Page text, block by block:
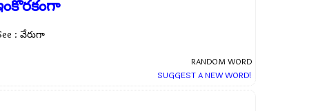
: వేరుగా
RANDOM WORD
SUGGEST A NEW WORD!